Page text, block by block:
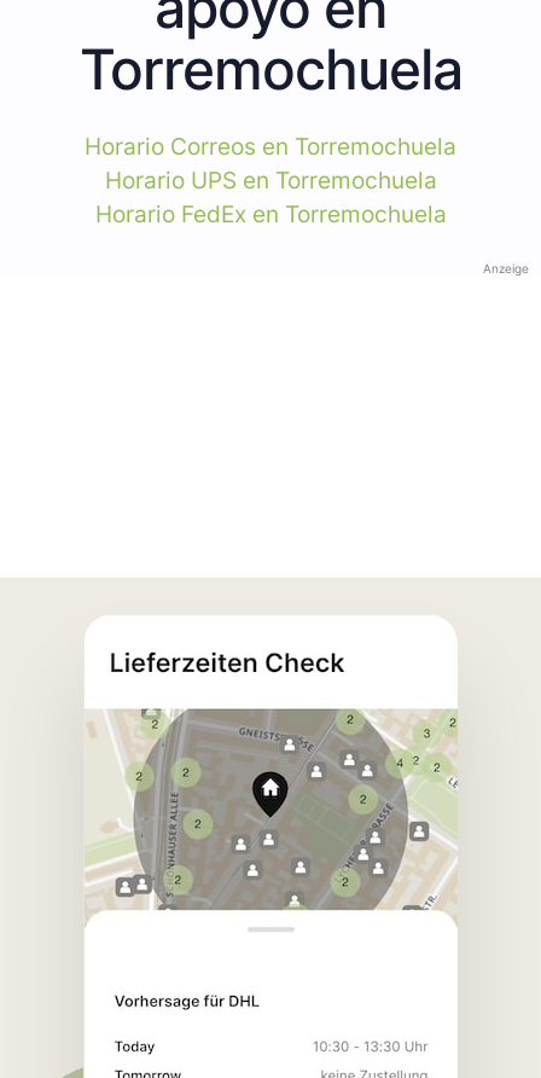
Torremochuela
Horario Correos en Torremochuela
Horario UPS en Torremochuela
Horario FedEx en Torremochuela
Anzeige